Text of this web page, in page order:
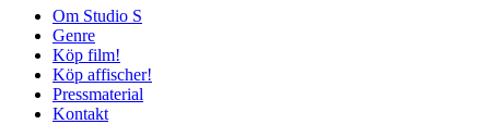
Om Studio S
Genre
Köp film!
Köp affischer!
Pressmaterial
Kontakt